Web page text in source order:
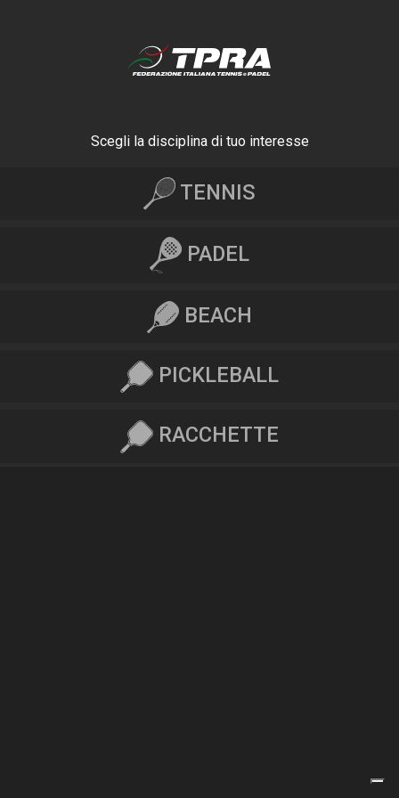
Scegli la disciplina di tuo interesse
TENNIS
PADEL
BEACH
PICKLEBALL
RACCHETTE